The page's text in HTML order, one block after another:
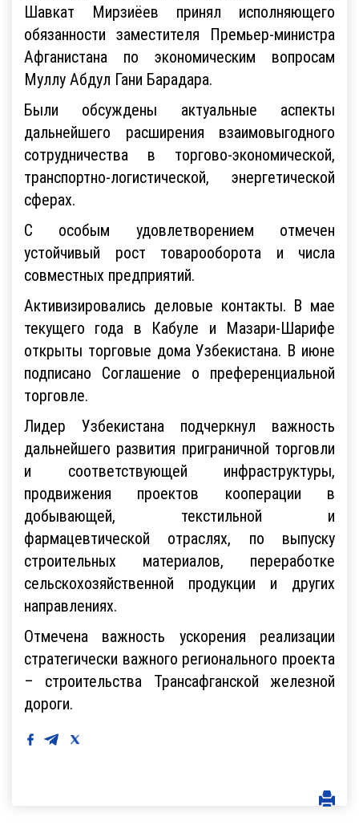
Шавкат Мирзиёев принял исполняющего
обязанности заместителя Премьер-министра
Афганистана по экономическим вопросам
Муллу Абдул Гани Барадара.
Были обсуждены актуальные аспекты
дальнейшего расширения взаимовыгодного
сотрудничества в торгово-экономической,
транспортно-логистической, энергетической
сферах.
С особым удовлетворением отмечен
устойчивый рост товарооборота и числа
совместных предприятий.
Активизировались деловые контакты. В мае
текущего года в Кабуле и Мазари-Шарифе
открыты торговые дома Узбекистана. В июне
подписано Соглашение о преференциальной
торговле.
Лидер Узбекистана подчеркнул важность
дальнейшего развития приграничной торговли
и соответствующей инфраструктуры,
продвижения проектов кооперации в
добывающей, текстильной и
фармацевтической отраслях, по выпуску
строительных материалов, переработке
сельскохозяйственной продукции и других
направлениях.
Отмечена важность ускорения реализации
стратегически важного регионального проекта
– строительства Трансафганской железной
дороги.